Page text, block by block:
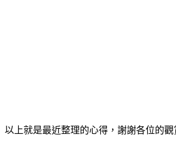
以上就是最近整理的心得，謝謝各位的觀